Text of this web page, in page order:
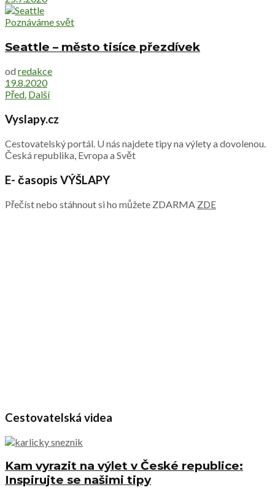
Poznáváme svět
Seattle – město tisíce přezdívek
od redakce
19.8.2020
Před. Další
Vyslapy.cz
Cestovatelský portál. U nás najdete tipy na výlety a dovolenou.
Česká republika, Evropa a Svět
E- časopis VÝŠLAPY
Přečíst nebo stáhnout si ho můžete ZDARMA ZDE
Cestovatelská videa
Kam vyrazit na výlet v České republice:
Inspirujte se našimi tipy